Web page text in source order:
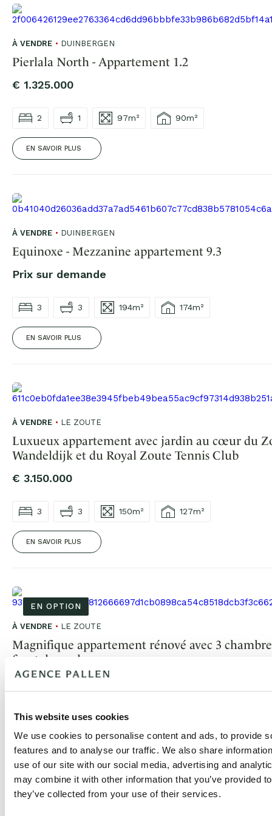
This website uses cookies
We use cookies to personalise content and ads, to provide
features and to analyse our traffic. We also share
use of our site with our social media, advertising and
may combine it with other information that you’ve provided
they’ve collected from your use of their services.
À VENDRE DUINBERGEN
Pierlala North - Appartement 1.2
€ 1.325.000
2 1 97m² 90m²
EN SAVOIR PLUS
À VENDRE DUINBERGEN
Equinoxe - Mezzanine appartement 9.3
Prix sur demande
3 3 194m² 174m²
EN SAVOIR PLUS
À VENDRE LE ZOUTE
Luxueux appartement avec jardin au cœur du
Wandeldijk et du Royal Zoute Tennis Club
€ 3.150.000
3 3 150m² 127m²
EN SAVOIR PLUS
EN OPTION
À VENDRE LE ZOUTE
Magnifique appartement rénové avec 3
frontale sur la mer
€ 2.375.000
3 3 112m²
EN SAVOIR PLUS